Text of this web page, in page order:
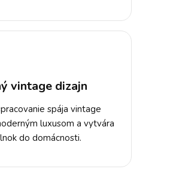
vintage dizajn
spája vintage
luxusom a vytvára
do domácnosti.